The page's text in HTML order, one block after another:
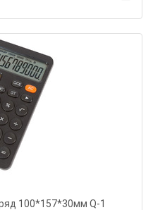
100*157*30мм Q-1